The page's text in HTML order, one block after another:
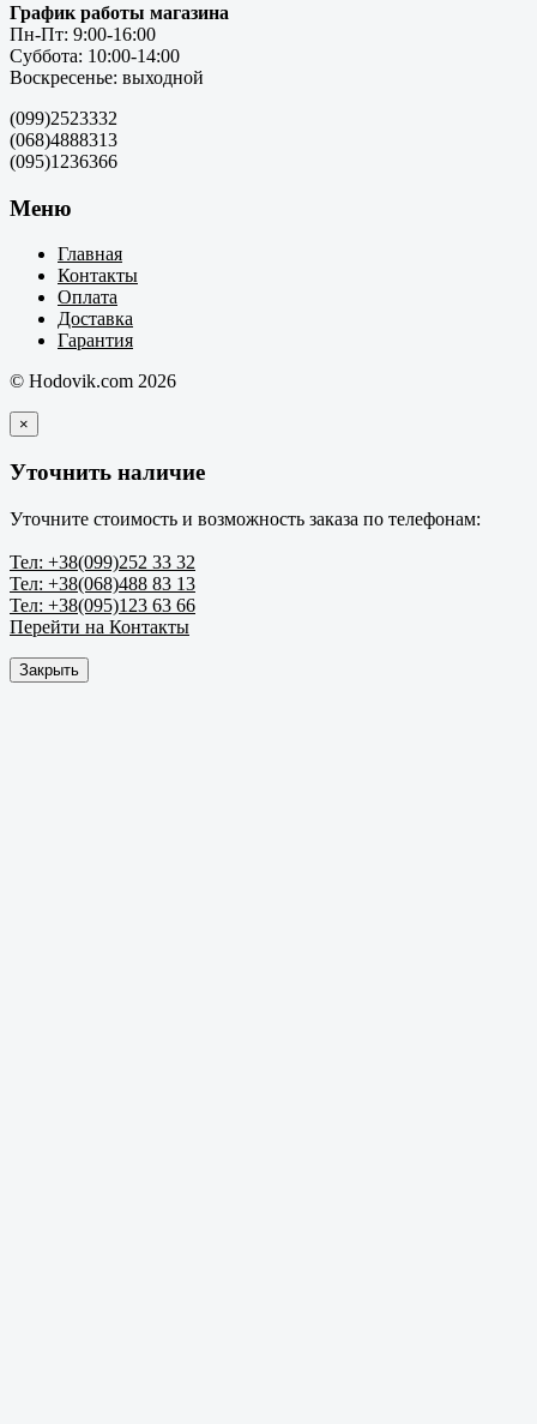
График работы магазина
Пн-Пт: 9:00-16:00
Суббота: 10:00-14:00
Воскресенье: выходной
(099)2523332
(068)4888313
(095)1236366
Меню
Главная
Контакты
Оплата
Доставка
Гарантия
© Hodovik.com 2026
×
Уточнить наличие
Уточните стоимость и возможность заказа по телефонам:
Тел: +38(099)252 33 32
Тел: +38(068)488 83 13
Тел: +38(095)123 63 66
Перейти на Контакты
Закрыть